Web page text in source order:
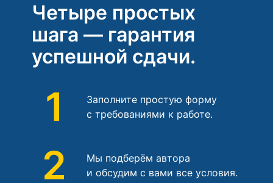
Четыре простых
шага — гарантия
успешной сдачи.
1
Заполните простую форму
с требованиями к работе.
2
Мы подберём автора
и обсудим с вами все условия.